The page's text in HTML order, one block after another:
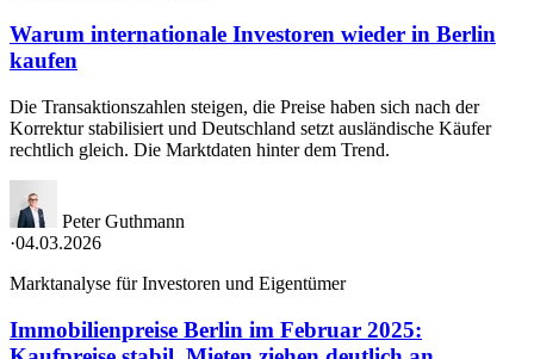
Warum internationale Investoren wieder in Berlin
kaufen
Die Transaktionszahlen steigen, die Preise haben sich nach der
Korrektur stabilisiert und Deutschland setzt ausländische Käufer
rechtlich gleich. Die Marktdaten hinter dem Trend.
Peter Guthmann
·04.03.2026
Marktanalyse für Investoren und Eigentümer
Immobilienpreise Berlin im Februar 2025: